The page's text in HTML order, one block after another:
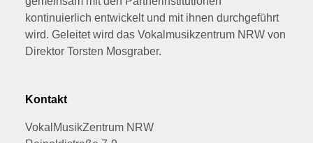
kontinuierlich entwickelt und mit ihnen durchgeführt
wird. Geleitet wird das Vokalmusikzentrum NRW von
Direktor Torsten Mosgraber.
Kontakt
VokalMusikZentrum NRW